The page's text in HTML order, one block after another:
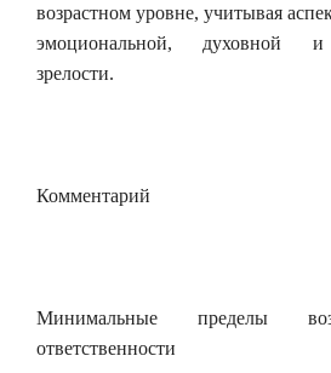
возрастном уровне, учитывая
эмоциональной, духовной и
зрелости.
Комментарий
Минимальные пределы
ответственности